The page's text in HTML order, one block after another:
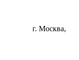
г. Москва,